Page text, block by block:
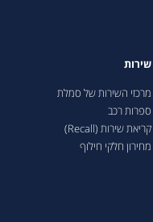
שירות
מרכזי השירות של סמלת
ספרות רכב
קריאת שירות (Recall)
מחירון חלקי חילוף